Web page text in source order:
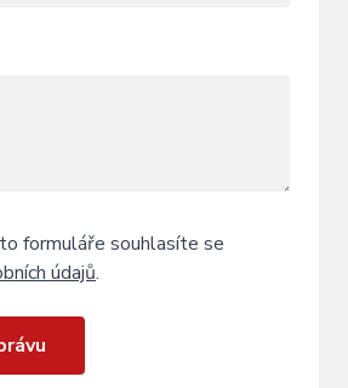
formuláře souhlasíte se
údajů.